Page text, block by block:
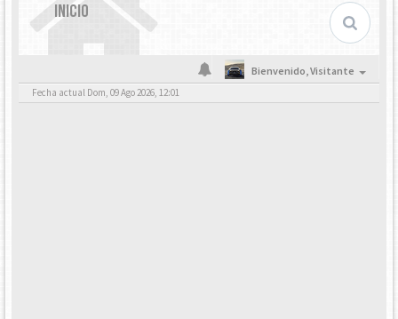
INICIO
Bienvenido,Visitante
Fecha actual Dom, 09 Ago 2026, 12:01